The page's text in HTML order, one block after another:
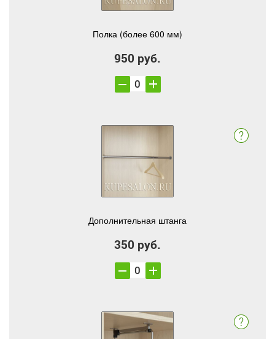
Полка (более 600 мм)
950 руб.
Дополнительная штанга
350 руб.